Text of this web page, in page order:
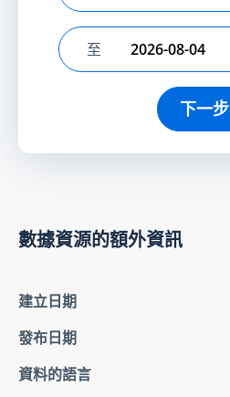
選擇結束日期
至
下一步
數據資源的額外資訊
建立日期
發布日期
資料的語言